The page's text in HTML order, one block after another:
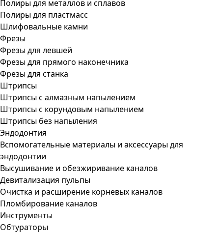
Полиры для металлов и сплавов
Полиры для пластмасс
Шлифовальные камни
Фрезы
Фрезы для левшей
Фрезы для прямого наконечника
Фрезы для станка
Штрипсы
Штрипсы c алмазным напылением
Штрипсы c корундовым напылением
Штрипсы без напыления
Эндодонтия
Вспомогательные материалы и аксессуары для
эндодонтии
Высушивание и обезжиривание каналов
Девитализация пульпы
Очистка и расширение корневых каналов
Пломбирование каналов
Инструменты
Обтураторы